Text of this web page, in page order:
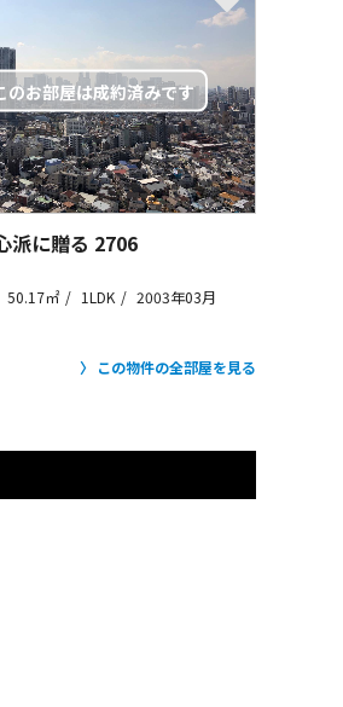
派に贈る 2706
50.17㎡ 1LDK 2003年03月
この物件の全部屋を見る